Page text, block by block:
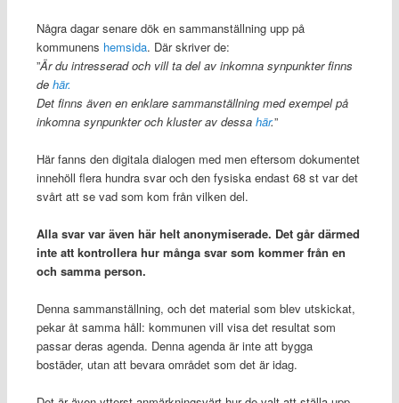
Några dagar senare dök en sammanställning upp på
kommunens hemsida. Där skriver de:
”Är du intresserad och vill ta del av inkomna synpunkter finns
de här.
Det finns även en enklare sammanställning med exempel på
inkomna synpunkter och kluster av dessa här.”
Här fanns den digitala dialogen med men eftersom dokumentet
innehöll flera hundra svar och den fysiska endast 68 st var det
svårt att se vad som kom från vilken del.
Alla svar var även här helt anonymiserade. Det går därmed
inte att kontrollera hur många svar som kommer från en
och samma person.
Denna sammanställning, och det material som blev utskickat,
pekar åt samma håll: kommunen vill visa det resultat som
passar deras agenda. Denna agenda är inte att bygga
bostäder, utan att bevara området som det är idag.